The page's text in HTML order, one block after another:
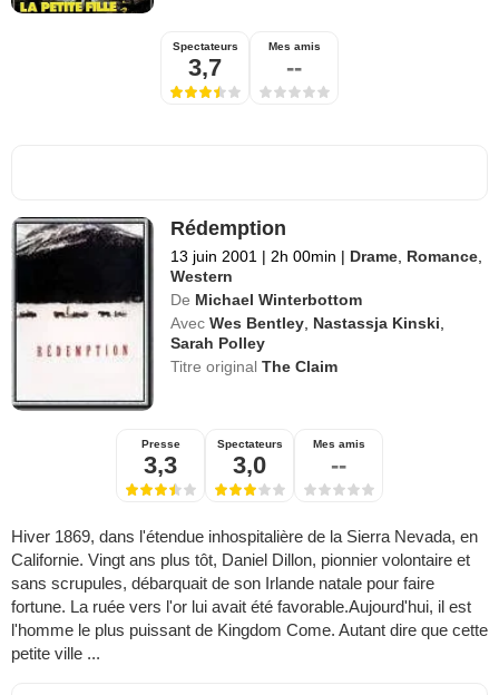
Spectateurs
3,7
Mes amis
--
Rédemption
13 juin 2001 | 2h 00min | Drame Romance
Western
De Michael Winterbottom
Avec Wes Bentley Nastassja Kinski
Sarah Polley
Titre originalThe Claim
Presse
3,3
Spectateurs
3,0
Mes amis
--
Hiver 1869, dans l'étendue inhospitalière de la Sierra Nevada, en
Californie. Vingt ans plus tôt, Daniel Dillon, pionnier volontaire et
sans scrupules, débarquait de son Irlande natale pour faire
fortune. La ruée vers l'or lui avait été favorable.Aujourd'hui, il est
l'homme le plus puissant de Kingdom Come. Autant dire que cette
petite ville ...